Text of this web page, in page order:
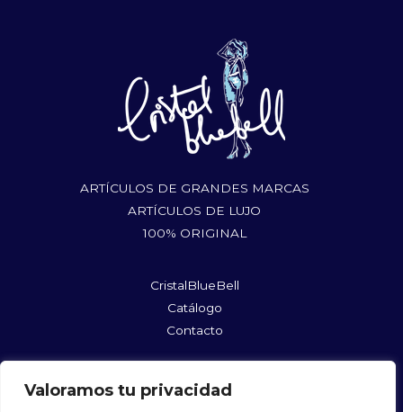
Valoramos tu privacidad
ARTÍCULOS DE GRANDES MARCAS
ARTÍCULOS DE LUJO
100% ORIGINAL
CristalBlueBell
Catálogo
Contacto
@cristalbluebellshopmycloset